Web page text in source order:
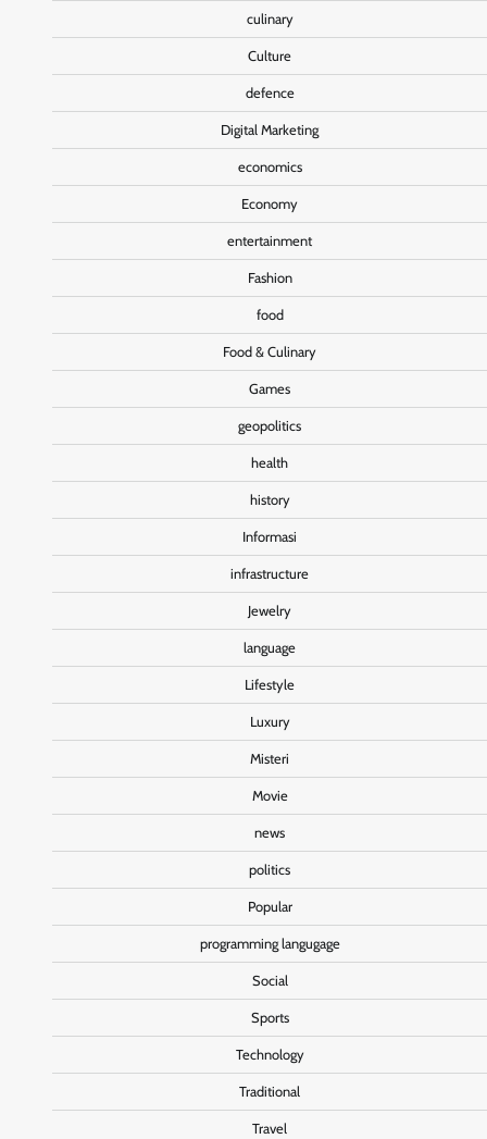
culinary
Culture
defence
Digital Marketing
economics
Economy
entertainment
Fashion
food
Food & Culinary
Games
geopolitics
health
history
Informasi
infrastructure
Jewelry
language
Lifestyle
Luxury
Misteri
Movie
news
politics
Popular
programming langugage
Social
Sports
Technology
Traditional
Travel